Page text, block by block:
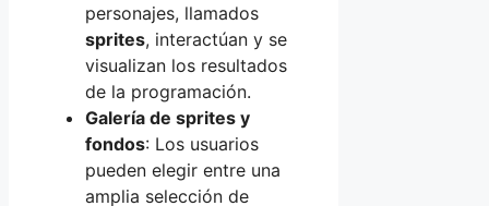
personajes, llamados
sprites, interactúan y se
visualizan los resultados
de la programación.
Galería de sprites y
fondos: Los usuarios
pueden elegir entre una
amplia selección de